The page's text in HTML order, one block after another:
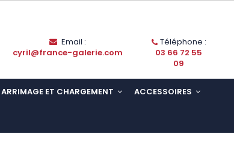
Email :
cyril@france-galerie.com
Téléphone :
03 66 72 55
09
ARRIMAGE ET CHARGEMENT ACCESSOIRES